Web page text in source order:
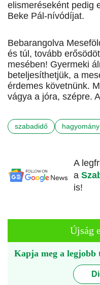
elismeréseként pedig
Beke Pál-nívódíjat.
Bebarangolva
és túl, tovább
mesében! Gyermeki
beteljesíthetjük, a
érdemes követnünk.
vágya a jóra, szépre.
szabadidő hagyomány
A
a
is!
Újság
Kapja meg a legjobb